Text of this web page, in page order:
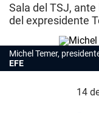
Sala del TSJ,
del expresidente
Michel Temer,
EFE
14